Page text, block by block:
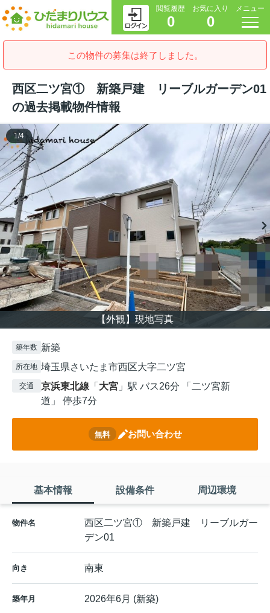
閲覧履歴
0
お気に入り
0
メニュー
この物件の募集は終了しました。
西区二ツ宮① 新築戸建 リーブルガーデン01
の過去掲載物件情報
【外観】現地写真
1/4
築年数 新築
所在地 埼玉県さいたま市西区大字二ツ宮
交通 京浜東北線 「 大宮 」駅 バス26分 「二ツ宮新
道」 停歩7分
無料 お問い合わせ
基本情報 設備条件 周辺環境
物件名
西区二ツ宮① 新築戸建 リーブルガー
デン01
向き 南東
築年月 2026年6月 (新築)